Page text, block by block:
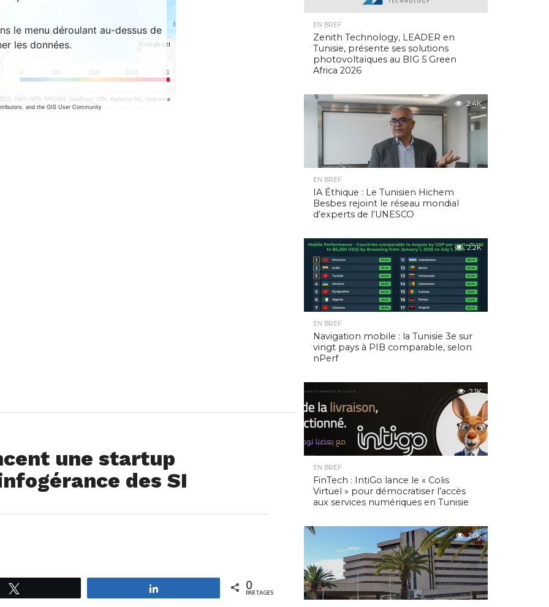
une startup
des SI
0
PARTAGES
EN BREF
Zenith Technology, LEADER en
Tunisie, présente ses solutions
photovoltaïques au BIG 5 Green
Africa 2026
2.4K
EN BREF
IA Éthique : Le Tunisien Hichem
Besbes rejoint le réseau mondial
d’experts de l’UNESCO
2.2K
EN BREF
Navigation mobile : la Tunisie 3e sur
vingt pays à PIB comparable, selon
nPerf
2.1K
EN BREF
FinTech : IntiGo lance le « Colis
Virtuel » pour démocratiser l’accès
aux services numériques en Tunisie
2.0K